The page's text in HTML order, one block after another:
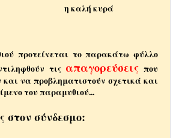
η καλή κυρά
προτείνεται το παρακάτω φύλλο
τιςαπαγορεύσεις που
να προβληματιστούν σχετικά και
του παραμυθιού...
στον σύνδεσμο: